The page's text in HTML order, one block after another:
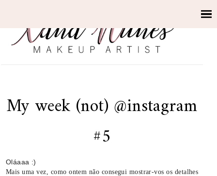
My week (not) @instagram
#5
Oláaaa :)
Mais uma vez, como ontem não consegui mostrar-vos os detalhes